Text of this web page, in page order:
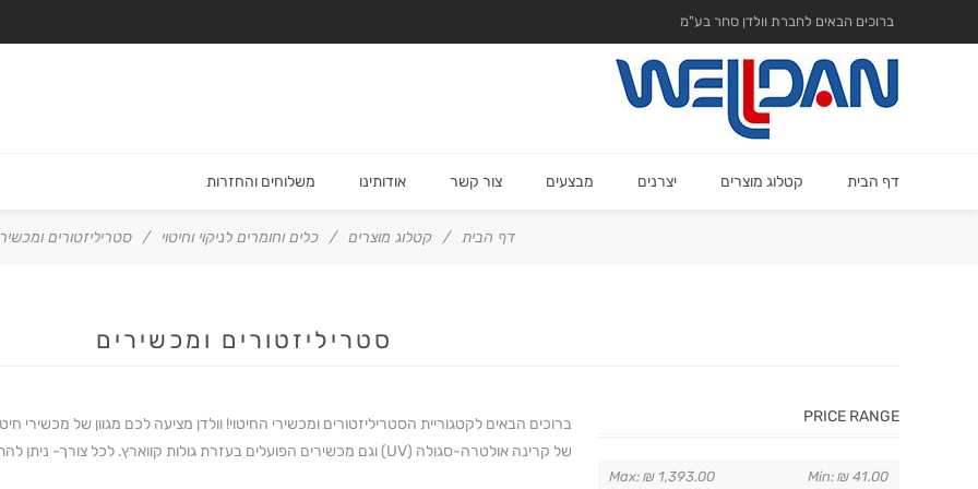
ברוכים הבאים לחברת וולדן סחר בע"מ
דף הבית קטלוג מוצרים יצרנים מבצעים צור קשר אודותינו משלוחים והחזרות
דף הבית / קטלוג מוצרים / כלים וחומרים לניקוי וחיטוי / סטריליזטורים
סטריליזטורים ומכשירים
ברוכים הבאים לקטגוריית הסטריליזטורים ומכשירי החיטוי! וולדן מציעה לכם מגוון של מכשירי
של קרינה אולטרה-סגולה (UV) וגם מכשירים הפועלים בעזרת גולות קווארץ. לכל צורך- ניתן להתאים את המכשיר הרלוונטי.
PRICE RANGE
Min: ₪ 41.00
Max: ₪ 1,393.00